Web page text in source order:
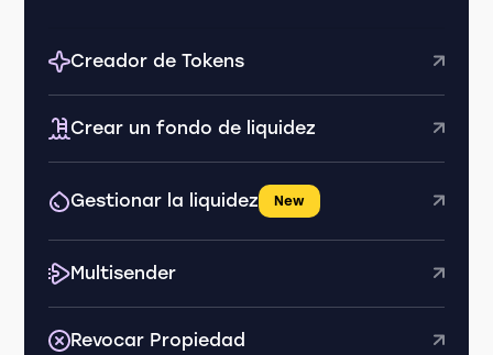
Creador de Tokens
Crear un fondo de liquidez
Gestionar la liquidez New
Multisender
Revocar Propiedad